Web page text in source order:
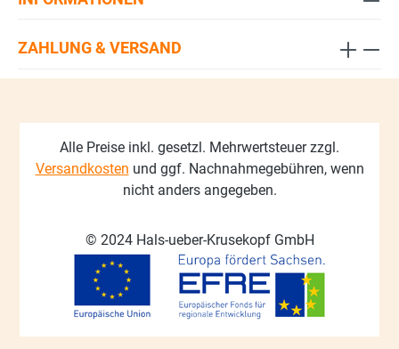
ZAHLUNG & VERSAND
Alle Preise inkl. gesetzl. Mehrwertsteuer zzgl.
Versandkosten und ggf. Nachnahmegebühren, wenn
nicht anders angegeben.
© 2024 Hals-ueber-Krusekopf GmbH